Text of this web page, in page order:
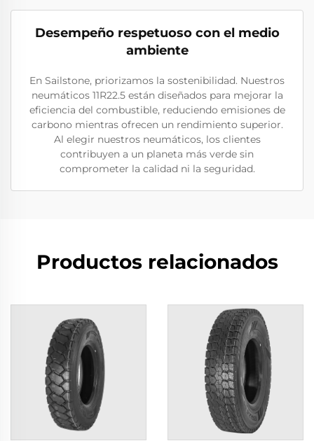
Desempeño respetuoso con el medio
ambiente
En Sailstone, priorizamos la sostenibilidad. Nuestros
neumáticos 11R22.5 están diseñados para mejorar la
eficiencia del combustible, reduciendo emisiones de
carbono mientras ofrecen un rendimiento superior.
Al elegir nuestros neumáticos, los clientes
contribuyen a un planeta más verde sin
comprometer la calidad ni la seguridad.
Productos relacionados